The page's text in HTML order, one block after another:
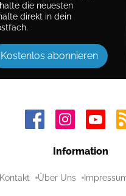
die neuesten
direkt in dein
Kostenlos abonnieren
Information
Kontakt Über Uns